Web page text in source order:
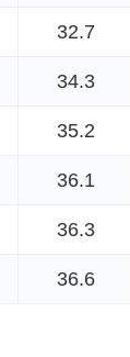
32.7
34.3
35.2
36.1
36.3
36.6